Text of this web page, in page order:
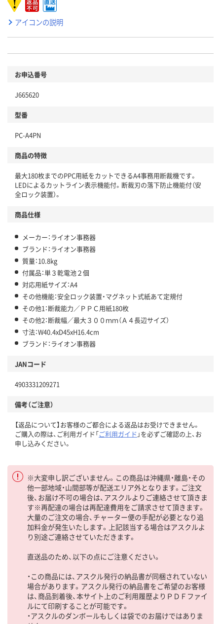
アイコンの説明
お申込番号
J665620
型番
PC-A4PN
商品の特徴
最大180枚までのPPC用紙をカットできるA4事務用断裁機です。
LEDによるカットライン表示機能付。断裁刃の落下防止機能付（安
全ロック装置）。
商品仕様
メーカー：ライオン事務器
ブランド：ライオン事務器
質量：10.8kg
付属品：単３乾電池２個
対応用紙サイズ：A4
その他機能：安全ロック装置・マグネット式紙あて定規付
その他1：断裁能力／ＰＰＣ用紙180枚
その他2：断裁幅／最大３００ｍｍ（Ａ４長辺サイズ）
寸法：W40.4xD45xH16.4cm
ブランド：ライオン事務器
JANコード
4903331209271
備考（ご注意）
【返品について】お客様のご都合による返品はお受けできません。
ご購入の際は、ご利用ガイド「ご利用ガイド 」を必ずご確認の上、お
申し込みください。
※大変申し訳ございません。この商品は沖縄県・離島・その
他一部地域・山間部等が配送エリア外となります。ご注文
後、お届け不可の場合は、アスクルよりご連絡させて頂きま
す※再配達の場合は再配達費用をご請求させて頂きます。
大量のご注文の場合、チャーター便の手配が必要となり追
加料金が発生いたします。上記該当する場合はアスクルよ
り別途ご連絡させていただきます。
直送品のため、以下の点にご注意ください。
・この商品には、アスクル発行の納品書が同梱されていない
場合があります。アスクル発行の納品書をご希望のお客様
は、商品到着後、本サイト上のご利用履歴よりＰＤＦファイ
ルにて印刷することが可能です。
・アスクルのダンボールもしくは袋でのお届けではありま